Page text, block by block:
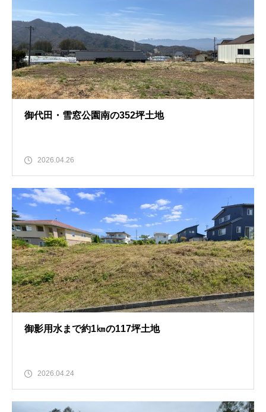
御代田・雪窓公園南の352坪土地
2026.04.26
御影用水まで約1㎞の117坪土地
2026.04.24